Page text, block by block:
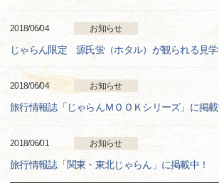
2018/06/04 お知らせ
じゃらん限定 源氏蛍（ホタル）が観られる見
2018/06/04 お知らせ
旅行情報誌「じゃらんＭＯＯＫシリーズ」に掲載
2018/06/01 お知らせ
旅行情報誌「関東・東北じゃらん」に掲載中！